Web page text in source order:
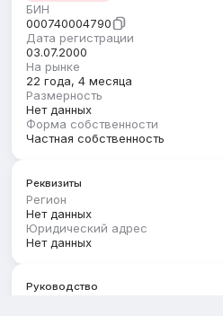
БИН
000740004790
Дата регистрации
03.07.2000
На рынке
22 года, 4 месяца
Размерность
Нет данных
Форма собственности
Частная собственность
Реквизиты
Регион
Нет данных
Юридический адрес
Нет данных
Руководство